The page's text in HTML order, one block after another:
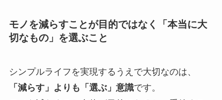
モノを減らすことが目的ではなく「本当に大
切なもの」を選ぶこと
シンプルライフを実現するうえで大切なのは、
「減らす」よりも「選ぶ」意識です。